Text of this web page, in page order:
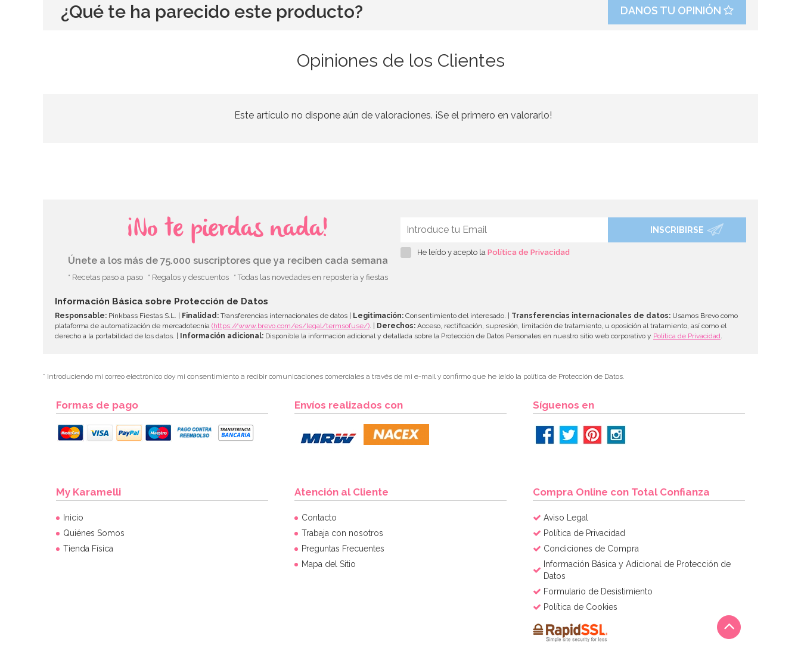
¿Qué te ha parecido este producto? DANOS TU OPINIÓN
Opiniones de los Clientes
Este artículo no dispone aún de valoraciones. ¡Se el primero en valorarlo!
¡No te pierdas nada!
Únete a los más de 75.000 suscriptores que ya reciben cada semana
* Recetas paso a paso * Regalos y descuentos * Todas las novedades en repostería y fiestas
INSCRIBIRSE
He leído y acepto la Política de Privacidad
Información Básica sobre Protección de Datos
Responsable: Pinkbass Fiestas S.L. | Finalidad: Transferencias internacionales de datos | Legitimación: Consentimiento del interesado. | Transferencias internacionales de datos: Usamos Brevo como
plataforma de automatización de mercadotecnia (https://www.brevo.com/es/legal/termsofuse/) . | Derechos: Acceso, rectificación, supresión, limitación de tratamiento, u oposición al tratamiento, así como el
derecho a la portabilidad de los datos. | Información adicional: Disponible la información adicional y detallada sobre la Protección de Datos Personales en nuestro sitio web corporativo y Política de Privacidad
* Introduciendo mi correo electrónico doy mi consentimiento a recibir comunicaciones comerciales a través de mi e-mail y confirmo que he leído la política de Protección de Datos.
Formas de pago Envíos realizados con Síguenos en
My Karamelli
Inicio
Quiénes Somos
Tienda Física
Atención al Cliente
Contacto
Trabaja con nosotros
Preguntas Frecuentes
Mapa del Sitio
Compra Online con Total Confianza
Aviso Legal
Política de Privacidad
Condiciones de Compra
Información Básica y Adicional de Protección de
Datos
Formulario de Desistimiento
Política de Cookies